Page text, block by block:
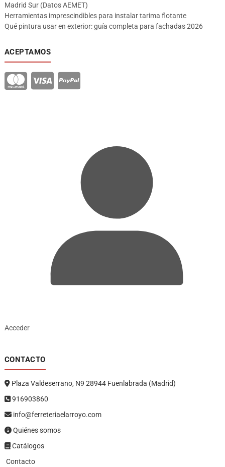
Madrid Sur (Datos AEMET)
Herramientas imprescindibles para instalar tarima flotante
Qué pintura usar en exterior: guía completa para fachadas 2026
ACEPTAMOS
Acceder
CONTACTO
Plaza Valdeserrano, N9 28944 Fuenlabrada (Madrid)
916903860
info@ferreteriaelarroyo.com
Quiénes somos
Catálogos
Contacto